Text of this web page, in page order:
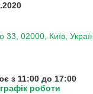
33, 02000, Київ,
з 11:00 до 17:00
роботи